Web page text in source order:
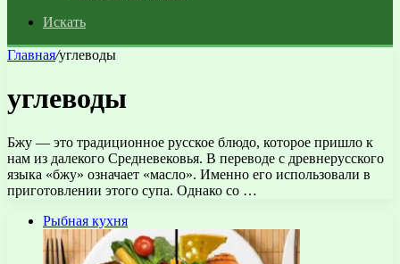
Искать
Главная/углеводы
углеводы
Бжу — это традиционное русское блюдо, которое пришло к
нам из далекого Средневековья. В переводе с древнерусского
языка «бжу» означает «масло». Именно его использовали в
приготовлении этого супа. Однако со …
Рыбная кухня